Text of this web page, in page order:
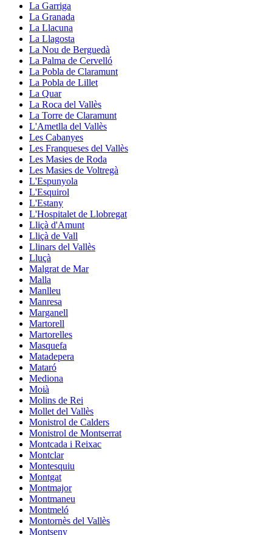
La Garriga
La Granada
La Llacuna
La Llagosta
La Nou de Berguedà
La Palma de Cervelló
La Pobla de Claramunt
La Pobla de Lillet
La Quar
La Roca del Vallès
La Torre de Claramunt
L'Ametlla del Vallès
Les Cabanyes
Les Franqueses del Vallès
Les Masies de Roda
Les Masies de Voltregà
L'Espunyola
L'Esquirol
L'Estany
L'Hospitalet de Llobregat
Lliçà d'Amunt
Lliçà de Vall
Llinars del Vallès
Lluçà
Malgrat de Mar
Malla
Manlleu
Manresa
Marganell
Martorell
Martorelles
Masquefa
Matadepera
Mataró
Mediona
Moià
Molins de Rei
Mollet del Vallès
Monistrol de Calders
Monistrol de Montserrat
Montcada i Reixac
Montclar
Montesquiu
Montgat
Montmajor
Montmaneu
Montmeló
Montornès del Vallès
Montseny